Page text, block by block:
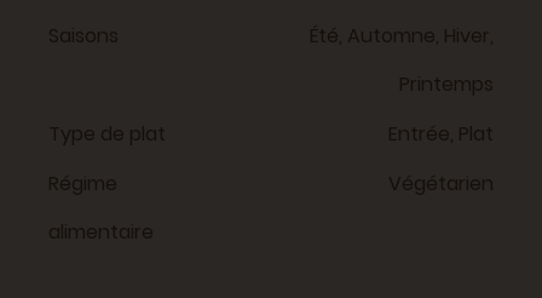
Saisons
Été, Automne, Hiver,
Printemps
Type de plat
Entrée, Plat
Régime
alimentaire
Végétarien